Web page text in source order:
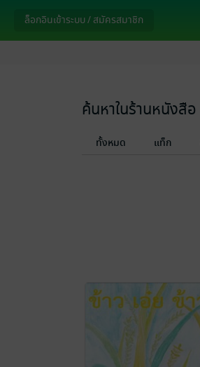
ล็อกอินเข้าระบบ / สมัครสมาชิก
ค้นหาในร้านหนังสือ
ทั้งหมด แท็ก